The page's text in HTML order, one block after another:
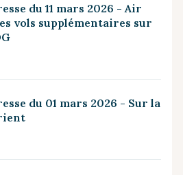
du 11 mars 2026 - Air
vols supplémentaires sur
du 01 mars 2026 - Sur la